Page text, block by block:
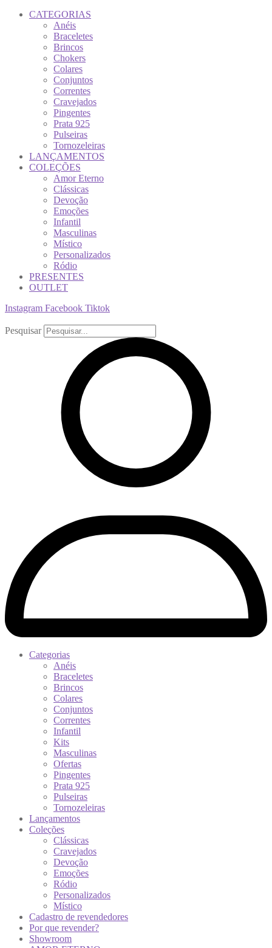
CATEGORIAS
Anéis
Braceletes
Brincos
Chokers
Colares
Conjuntos
Correntes
Cravejados
Pingentes
Prata 925
Pulseiras
Tornozeleiras
LANÇAMENTOS
COLEÇÕES
Amor Eterno
Clássicas
Devoção
Emoções
Infantil
Masculinas
Místico
Personalizados
Ródio
PRESENTES
OUTLET
Instagram Facebook Tiktok
Pesquisar
Categorias
Anéis
Braceletes
Brincos
Colares
Conjuntos
Correntes
Infantil
Kits
Masculinas
Ofertas
Pingentes
Prata 925
Pulseiras
Tornozeleiras
Lançamentos
Coleções
Clássicas
Cravejados
Devoção
Emoções
Ródio
Personalizados
Místico
Cadastro de revendedores
Por que revender?
Showroom